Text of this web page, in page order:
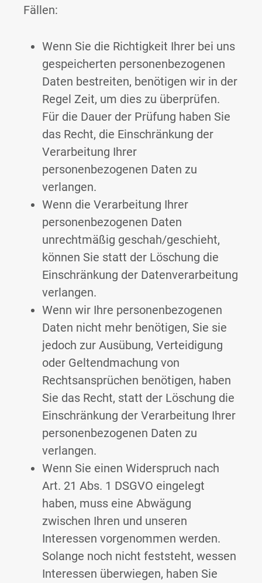
Fällen:
Wenn Sie die Richtigkeit Ihrer bei uns
gespeicherten personenbezogenen
Daten bestreiten, benötigen wir in der
Regel Zeit, um dies zu überprüfen.
Für die Dauer der Prüfung haben Sie
das Recht, die Einschränkung der
Verarbeitung Ihrer
personenbezogenen Daten zu
verlangen.
Wenn die Verarbeitung Ihrer
personenbezogenen Daten
unrechtmäßig geschah/geschieht,
können Sie statt der Löschung die
Einschränkung der Datenverarbeitung
verlangen.
Wenn wir Ihre personenbezogenen
Daten nicht mehr benötigen, Sie sie
jedoch zur Ausübung, Verteidigung
oder Geltendmachung von
Rechtsansprüchen benötigen, haben
Sie das Recht, statt der Löschung die
Einschränkung der Verarbeitung Ihrer
personenbezogenen Daten zu
verlangen.
Wenn Sie einen Widerspruch nach
Art. 21 Abs. 1 DSGVO eingelegt
haben, muss eine Abwägung
zwischen Ihren und unseren
Interessen vorgenommen werden.
Solange noch nicht feststeht, wessen
Interessen überwiegen, haben Sie